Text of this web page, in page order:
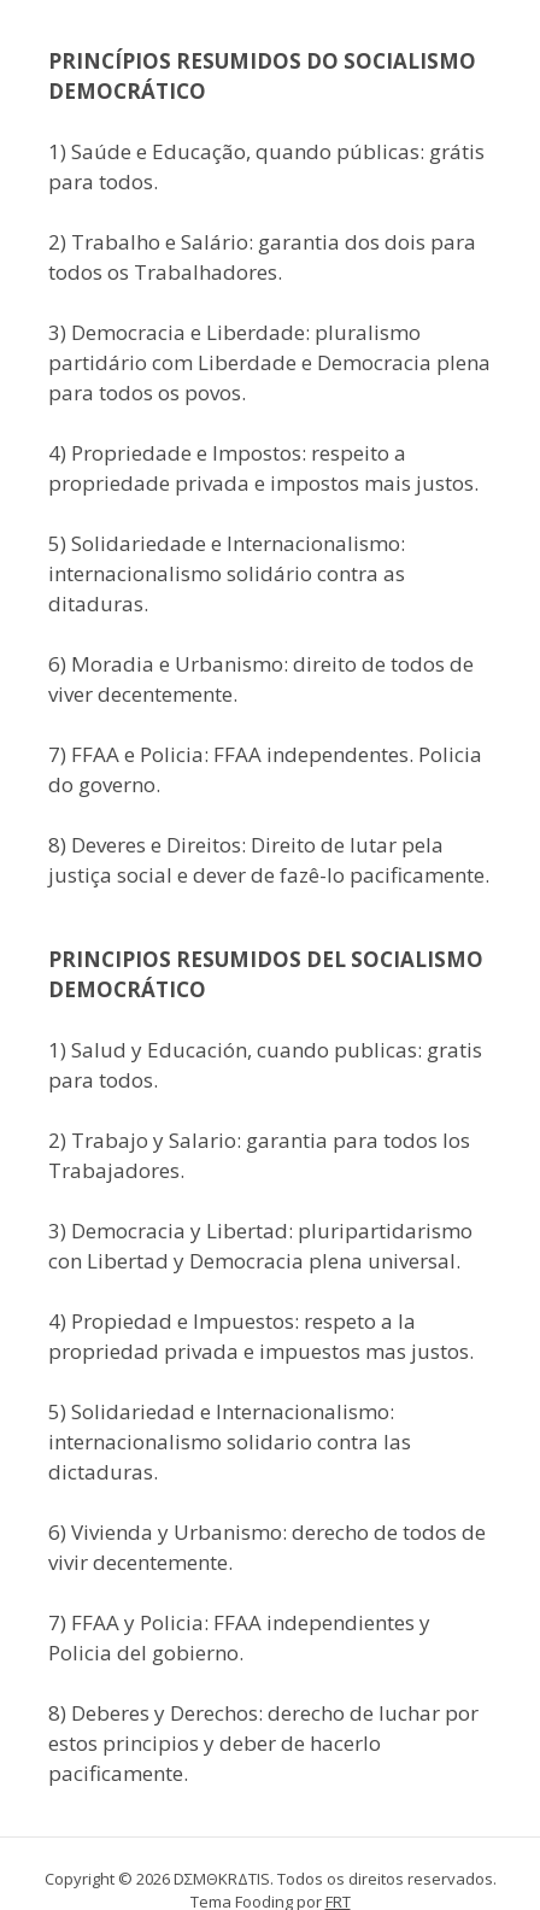
PRINCÍPIOS RESUMIDOS DO SOCIALISMO
DEMOCRÁTICO
1) Saúde e Educação, quando públicas: grátis
para todos.
2) Trabalho e Salário: garantia dos dois para
todos os Trabalhadores.
3) Democracia e Liberdade: pluralismo
partidário com Liberdade e Democracia plena
para todos os povos.
4) Propriedade e Impostos: respeito a
propriedade privada e impostos mais justos.
5) Solidariedade e Internacionalismo:
internacionalismo solidário contra as
ditaduras.
6) Moradia e Urbanismo: direito de todos de
viver decentemente.
7) FFAA e Policia: FFAA independentes. Policia
do governo.
8) Deveres e Direitos: Direito de lutar pela
justiça social e dever de fazê-lo pacificamente.
PRINCIPIOS RESUMIDOS DEL SOCIALISMO
DEMOCRÁTICO
1) Salud y Educación, cuando publicas: gratis
para todos.
2) Trabajo y Salario: garantia para todos los
Trabajadores.
3) Democracia y Libertad: pluripartidarismo
con Libertad y Democracia plena universal.
4) Propiedad e Impuestos: respeto a la
propriedad privada e impuestos mas justos.
5) Solidariedad e Internacionalismo:
internacionalismo solidario contra las
dictaduras.
6) Vivienda y Urbanismo: derecho de todos de
vivir decentemente.
7) FFAA y Policia: FFAA independientes y
Policia del gobierno.
8) Deberes y Derechos: derecho de luchar por
estos principios y deber de hacerlo
pacificamente.
Copyright © 2026 DΣMΘKRΔTIS. Todos os direitos reservados.
Tema Fooding porFRT